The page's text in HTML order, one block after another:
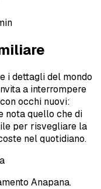
i dettagli del mondo
a interrompere
occhi nuovi:
nota quello che di
per risvegliare la
nel quotidiano.
Anapana.